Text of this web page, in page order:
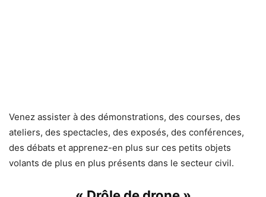
Venez assister à des démonstrations, des courses, des
ateliers, des spectacles, des exposés, des conférences,
des débats et apprenez-en plus sur ces petits objets
volants de plus en plus présents dans le secteur civil.